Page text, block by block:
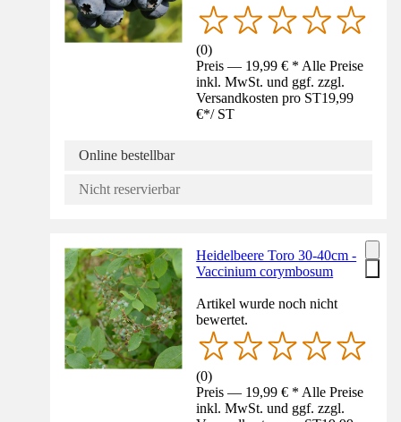
(0)
Preis — 19,99 € * Alle Preise
inkl. MwSt. und ggf. zzgl.
Versandkosten pro ST19,99
€*/ ST
Online bestellbar
Nicht reservierbar
Heidelbeere Toro 30-40cm -
Vaccinium corymbosum
Artikel wurde noch nicht
bewertet.
(0)
Preis — 19,99 € * Alle Preise
inkl. MwSt. und ggf. zzgl.